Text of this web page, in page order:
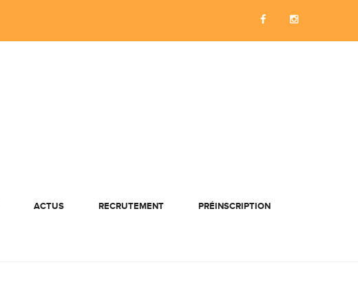
ACTUS RECRUTEMENT PRÉINSCRIPTION